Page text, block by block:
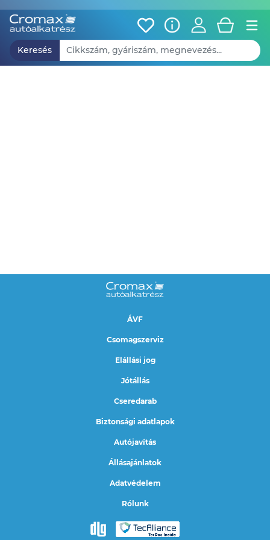
Keresés
ÁVF
Csomagszerviz
Elállási jog
Jótállás
Cseredarab
Biztonsági adatlapok
Autójavítás
Állásajánlatok
Adatvédelem
Rólunk